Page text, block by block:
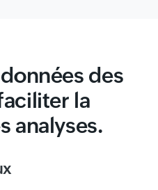
des
la
analyses.